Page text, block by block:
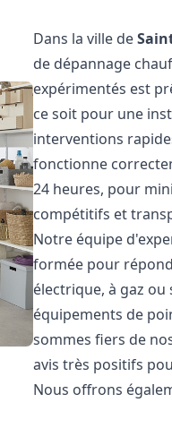
Dans la ville de
de dépannage
expérimentés est
ce soit pour une
interventions
fonctionne
24 heures, pour
compétitifs et
Notre équipe
formée pour
électrique, à gaz
équipements de
sommes fiers de
avis très positifs
Nous offrons